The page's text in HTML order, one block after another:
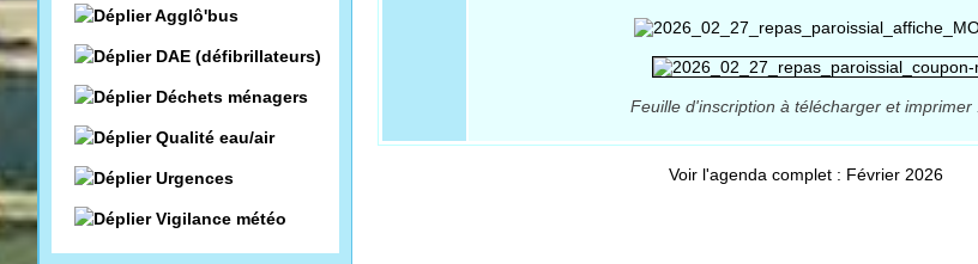
Agglô'bus
DAE (défibrillateurs)
Déchets ménagers
Qualité eau/air
Urgences
Vigilance météo
Feuille d'inscription à télécharger et imprimer
Voir l'agenda complet : Février 2026